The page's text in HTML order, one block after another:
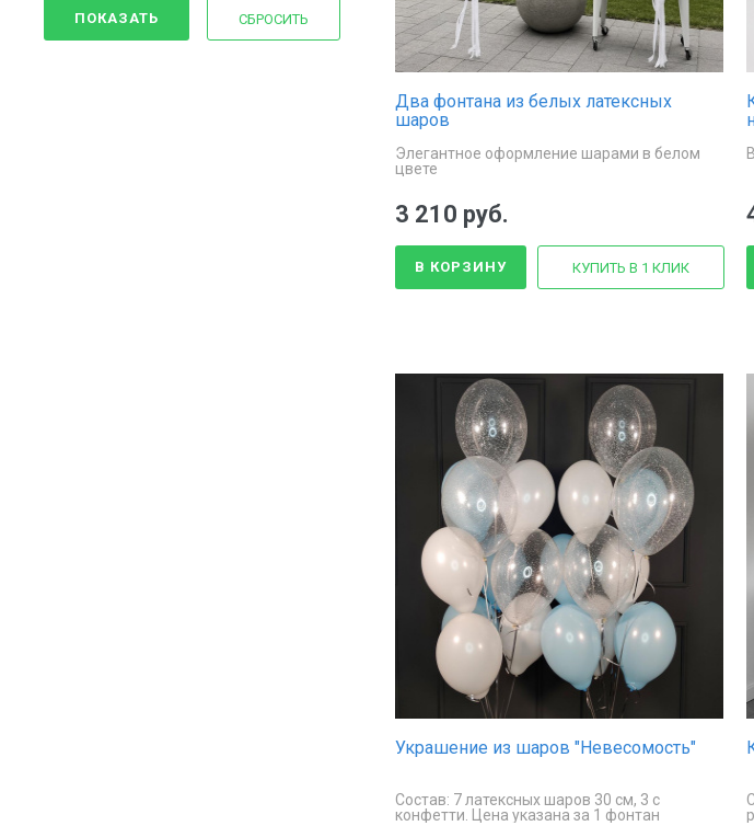
ПОКАЗАТЬ СБРОСИТЬ
Два фонтана из белых латексных
шаров
Элегантное оформление шарами в белом
цвете
3 210 руб.
В КОРЗИНУ КУПИТЬ В 1 КЛИК
Украшение из шаров "Невесомость"
Состав: 7 латексных шаров 30 см, 3 с
конфетти. Цена указана за 1 фонтан